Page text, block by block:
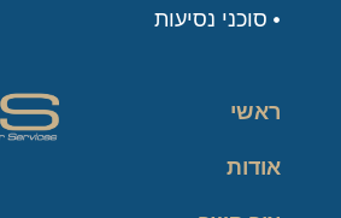
סוכני נסיעות
ראשי
אודות